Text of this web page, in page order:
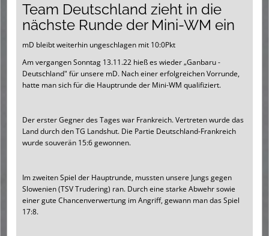
Team Deutschland zieht in die
nächste Runde der Mini-WM ein
mD bleibt weiterhin ungeschlagen mit 10:0Pkt
Am vergangen Sonntag 13.11.22 hieß es wieder „Ganbaru -
Deutschland" für unsere mD. Nach einer erfolgreichen Vorrunde,
hatte man sich für die Hauptrunde der Mini-WM qualifiziert.
Der erster Gegner des Tages war Frankreich. Vertreten wurde das
Land durch den TG Landshut. Die Partie Deutschland-Frankreich
wurde souverän 15:6 gewonnen.
Im zweiten Spiel der Hauptrunde, mussten unsere Jungs gegen
Slowenien (TSV Trudering) ran. Durch eine starke Abwehr sowie
einer gute Chancenverwertung im Angriff, gewann man das Spiel
17:8.